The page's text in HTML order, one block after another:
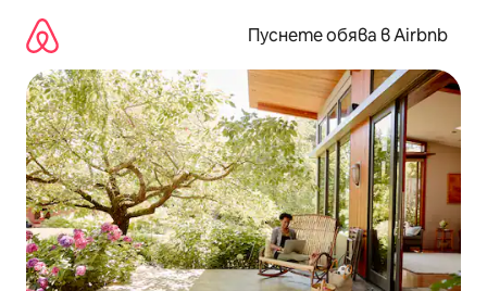
съдържанието
Пуснете обява в Airbnb